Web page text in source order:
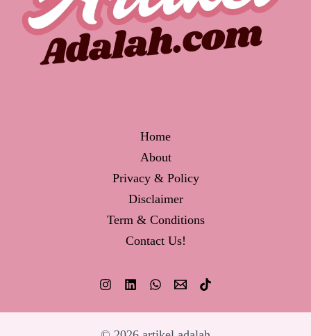
Home
About
Privacy & Policy
Disclaimer
Term & Conditions
Contact Us!